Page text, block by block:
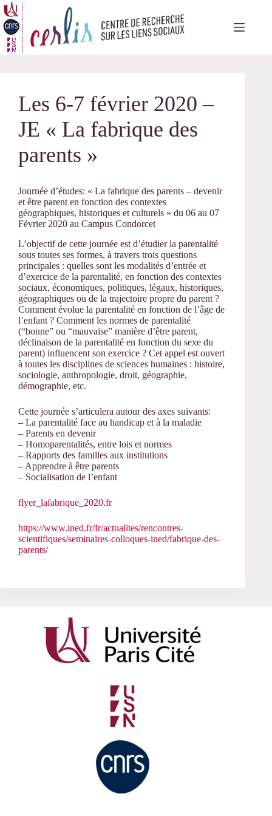
Passer
au
contenu
Les 6-7 février 2020 –
JE « La fabrique des
parents »
Journée d’études: « La fabrique des parents – devenir
et être parent en fonction des contextes
géographiques, historiques et culturels » du 06 au 07
Février 2020 au Campus Condorcet
L’objectif de cette journée est d’étudier la parentalité
sous toutes ses formes, à travers trois questions
principales : quelles sont les modalités d’entrée et
d’exercice de la parentalité, en fonction des contextes
sociaux, économiques, politiques, légaux, historiques,
géographiques ou de la trajectoire propre du parent ?
Comment évolue la parentalité en fonction de l’âge de
l’enfant ? Comment les normes de parentalité
(“bonne” ou “mauvaise” manière d’être parent,
déclinaison de la parentalité en fonction du sexe du
parent) influencent son exercice ? Cet appel est ouvert
à toutes les disciplines de sciences humaines : histoire,
sociologie, anthropologie, droit, géographie,
démographie, etc.
Cette journée s’articulera autour des axes suivants:
– La parentalité face au handicap et à la maladie
– Parents en devenir
– Homoparentalités, entre lois et normes
– Rapports des familles aux institutions
– Apprendre à être parents
– Socialisation de l’enfant
flyer_lafabrique_2020.fr
https://www.ined.fr/fr/actualites/rencontres-
scientifiques/seminaires-colloques-ined/fabrique-des-
parents/